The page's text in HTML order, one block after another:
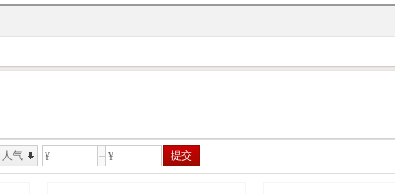
人气 ¥ ¥ 提交